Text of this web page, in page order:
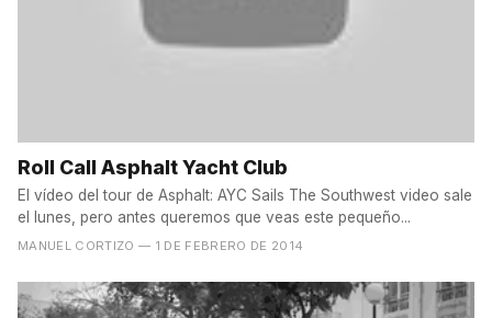
Roll Call Asphalt Yacht Club
El vídeo del tour de Asphalt: AYC Sails The Southwest video sale
el lunes, pero antes queremos que veas este pequeño...
MANUEL CORTIZO — 1 DE FEBRERO DE 2014